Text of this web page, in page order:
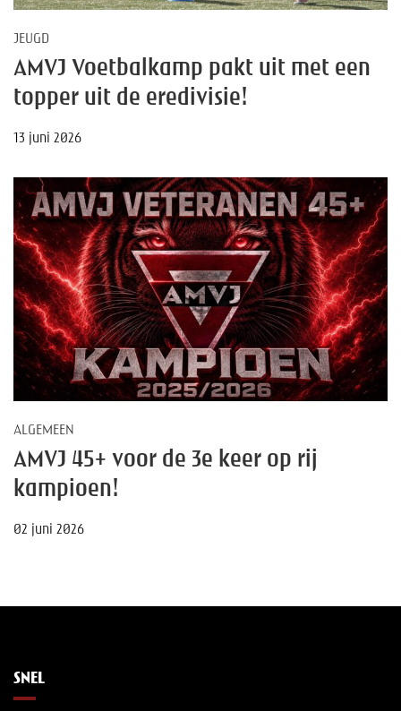
JEUGD
AMVJ Voetbalkamp pakt uit met een
topper uit de eredivisie!
13 juni 2026
ALGEMEEN
AMVJ 45+ voor de 3e keer op rij
kampioen!
02 juni 2026
SNEL